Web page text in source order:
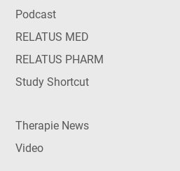
Podcast
RELATUS MED
RELATUS PHARM
Study Shortcut
Therapie News
Video